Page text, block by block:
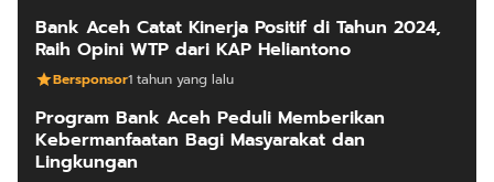
Bank Aceh Catat Kinerja Positif di Tahun 2024,
Raih Opini WTP dari KAP Heliantono
Bersponsor1 tahun yang lalu
Program Bank Aceh Peduli Memberikan
Kebermanfaatan Bagi Masyarakat dan
Lingkungan